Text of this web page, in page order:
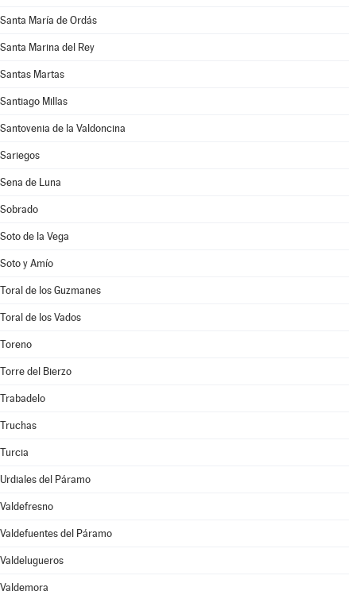
Santa María de Ordás
Santa Marina del Rey
Santas Martas
Santiago Millas
Santovenia de la Valdoncina
Sariegos
Sena de Luna
Sobrado
Soto de la Vega
Soto y Amío
Toral de los Guzmanes
Toral de los Vados
Toreno
Torre del Bierzo
Trabadelo
Truchas
Turcia
Urdiales del Páramo
Valdefresno
Valdefuentes del Páramo
Valdelugueros
Valdemora